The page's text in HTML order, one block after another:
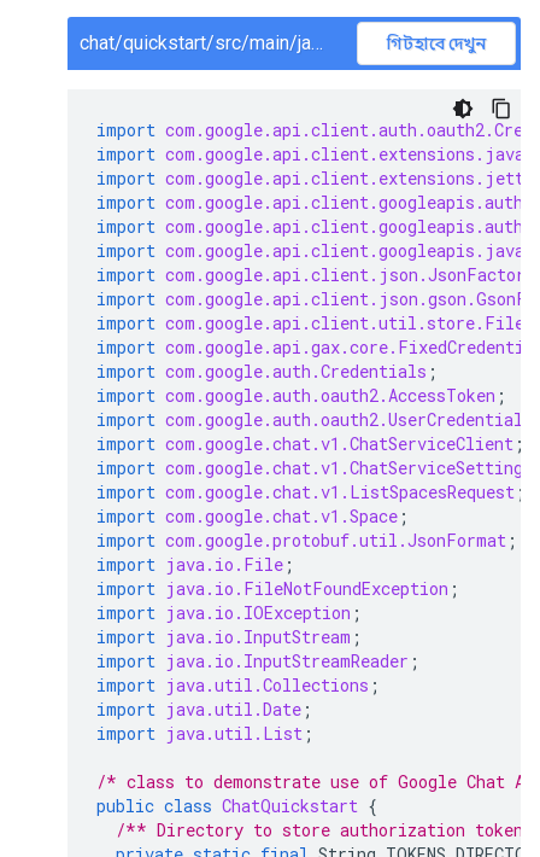
chat/quickstart/src/main/java/ChatQuickstart.java গিটহাবে দেখুন
import
import
import
import
import
import
import com.google.api.client.json.JsonFactory
import
import
import
import com.google.auth.Credentials ;
import com.google.auth.oauth2.AccessToken ;
import com.google.auth.oauth2.UserCredentials
import com.google.chat.v1.ChatServiceClient ;
import com.google.chat.v1.ChatServiceSettings
import com.google.chat.v1.ListSpacesRequest ;
import com.google.chat.v1.Space ;
import com.google.protobuf.util.JsonFormat ;
import java.io.File ;
import java.io.FileNotFoundException ;
import java.io.IOException ;
import java.io.InputStream ;
import java.io.InputStreamReader ;
import java.util.Collections ;
import java.util.Date ;
import java.util.List ;
/* class to demonstrate use of Google Chat
public class ChatQuickstart {
/** Directory to store authorization